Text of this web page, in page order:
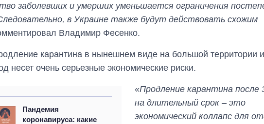
заболевших и умерших уменьшается ограничения
в Украине также будут действовать схожим
Владимир Фесенко.
карантина в нынешнем виде на большой территории и
несет очень серьезные экономические риски.
Пандемия
коронавируса: какие
«Продление карантина после
на длительный срок – это
экономический коллапс для